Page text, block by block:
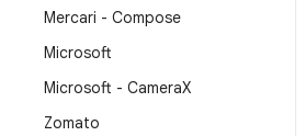
Mercari - Compose
Microsoft
Microsoft - CameraX
Zomato